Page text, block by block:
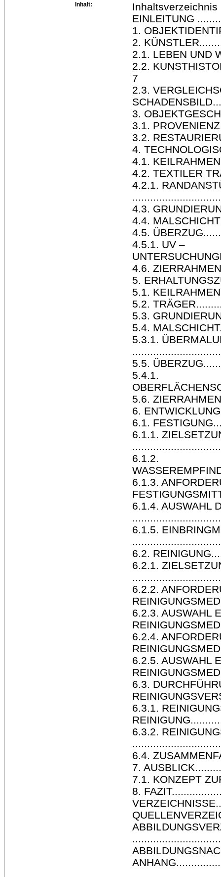
Inhalt:
Inhaltsverzeichnis
EINLEITUNG
1.
2.
2.1. LEBEN UND
2.2.
7
2.3.
3.
3.1.
3.2.
4.
4.1.
4.2. TEXTILER
4.2.1.
4.3.
4.4.
4.5.
4.5.1. UV –
4.6.
5.
5.1.
5.2.
5.3.
5.4.
5.3.1.
5.5.
5.4.1.
5.6.
6.
6.1.
6.1.1.
6.1.2.
6.1.3.
6.1.4. AUSWAHL
6.1.5.
6.2.
6.2.1.
6.2.2.
6.2.3. AUSWAHL
6.2.4.
6.2.5. AUSWAHL
6.3.
6.3.1.
6.3.2.
6.4.
7.
7.1. KONZEPT
8.